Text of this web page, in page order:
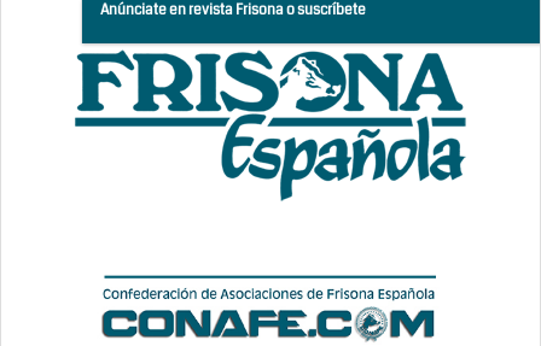
Anúnciate en revista Frisona o suscríbete